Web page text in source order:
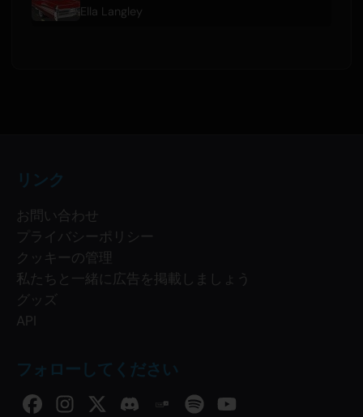
Ella Langley
リンク
お問い合わせ
プライバシーポリシー
クッキーの管理
私たちと一緒に広告を掲載しましょう
グッズ
API
フォローしてください